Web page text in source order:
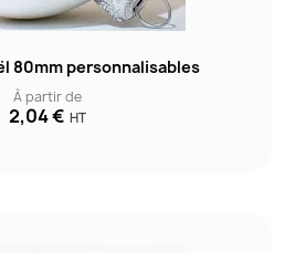
80mm personnalisables
À partir de
2,04 € HT